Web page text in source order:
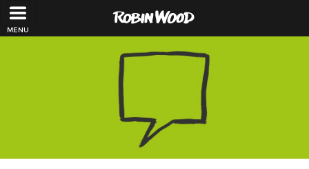
Direkt zum Inhalt